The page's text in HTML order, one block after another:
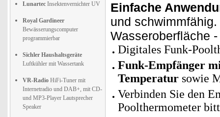
Lunartec Insektenvernichter UV
Royal Gardineer
Bewässerungscomputer
programmierbar
Sichler Haushaltsgeräte
Luftkühler mit Wassertank
VR-Radio HiFi-Tuner mit
Internetradio und DAB+, mit CD-
und MP3-Player Lautsprecher
Speaker
Einfache
und
Wasseroberfläche
Digitales Funk-
Funk-Empfänger
Temperatur sowie
Verbinden Sie den
Poolthermometer